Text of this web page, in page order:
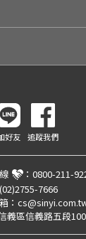
好友 追蹤我們
： 0800-211-
(02)2755-7666
：
義區信義路五段